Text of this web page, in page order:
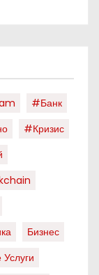
#банк
#кризис
Бизнес
Услуги